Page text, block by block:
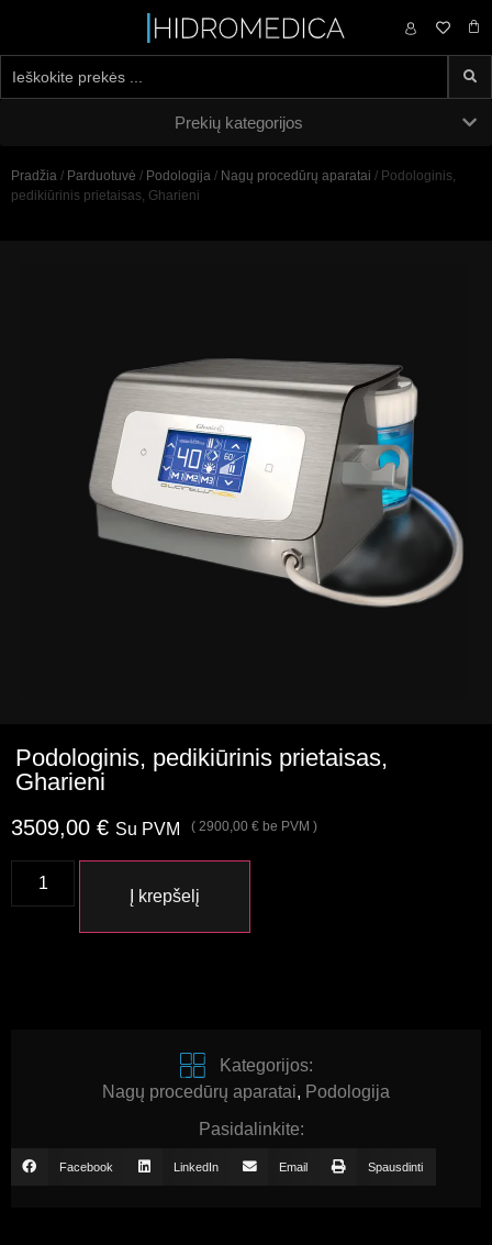
0,00 €
Prekių kategorijos
Pradžia / Parduotuvė / Podologija / Nagų procedūrų aparatai / Podologinis,
pedikiūrinis prietaisas, Gharieni
Podologinis, pedikiūrinis prietaisas,
Gharieni
3509,00 € Su PVM ( 2900,00 € be PVM )
Į krepšelį
Kategorijos:
Nagų procedūrų aparatai, Podologija
Pasidalinkite:
Facebook LinkedIn Email Spausdinti